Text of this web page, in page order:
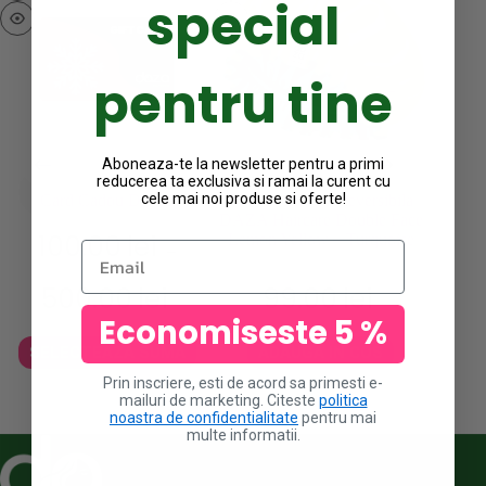
Card Cadou Digital
100.00lei
500.00lei de
100.00lei
până
la
500.00lei
SELECTEAZA SUMA
Acest
produs
are
mai
multe
Boneta din satin reversibila
Lemon Yellow – Turquoise
99.00lei
special
pentru tine
Aboneaza-te la newsletter pentru a primi
reducerea ta exclusiva si ramai la curent cu
cele mai noi produse si oferte!
Email
Economiseste 5 %
Prin inscriere, esti de acord sa primesti e-
mailuri de marketing. Citeste politica
noastra de confidentialitate pentru mai
multe informatii.